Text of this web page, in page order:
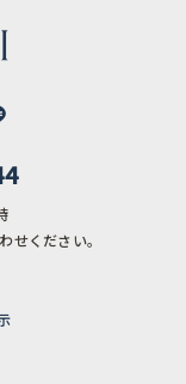
せください。